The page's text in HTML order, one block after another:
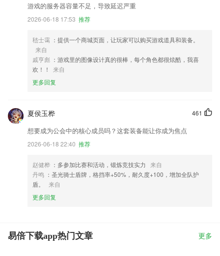
游戏的服务器容量不足，导致延迟严重
2026-06-18 17:53 推荐
嵇士霭 ：提供一个商城页面，让玩家可以购买游戏道具和装备。
来自
戚亨彪 ：游戏里的图像设计真的很棒，每个角色都很炫酷，我喜
欢！！
来自
更多回复
461
夏侯玉桦
想要成为公会中的核心成员吗？这套装备能让你成为焦点
2026-06-18 22:40 推荐
赵健桦 ：多参加比赛和活动，锻炼竞技实力 来自
丹鸣 ：圣光骑士盾牌，格挡率+50%，耐久度+100，增加全队护
盾。
来自
更多回复
易倍下载app热门文章 更多